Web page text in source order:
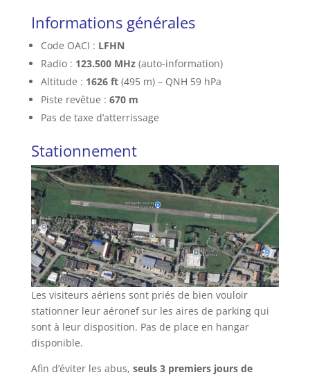
Informations générales
Code OACI : LFHN
Radio : 123.500 MHz(auto-information)
Altitude : 1626 ft(495 m) – QNH 59 hPa
Piste revêtue : 670 m
Pas de taxe d’atterrissage
Stationnement
Les visiteurs aériens sont priés de bien vouloir
stationner leur aéronef sur les aires de parking qui
sont à leur disposition. Pas de place en hangar
disponible.
Afin d’éviter les abus, seuls 3 premiers jours de